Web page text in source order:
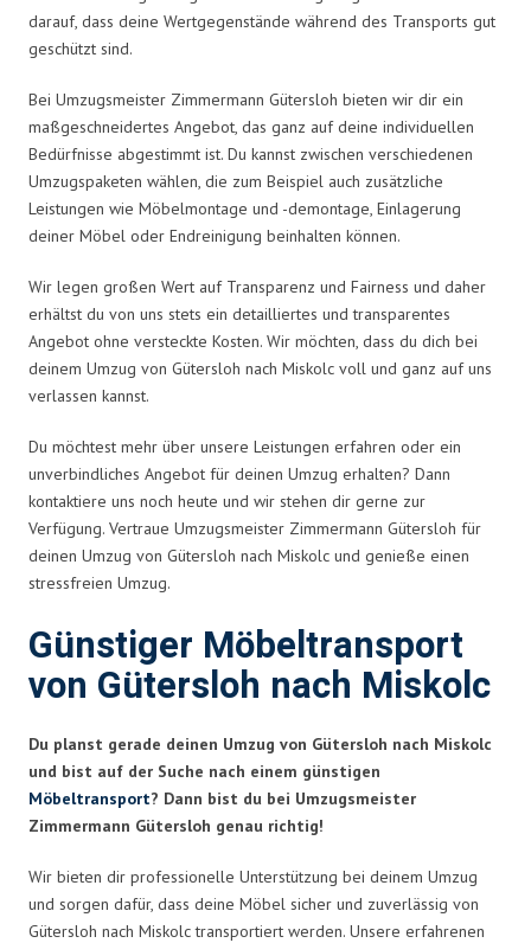
darauf, dass deine Wertgegenstände während des Transports gut
geschützt sind.
Bei Umzugsmeister Zimmermann Gütersloh bieten wir dir ein
maßgeschneidertes Angebot, das ganz auf deine individuellen
Bedürfnisse abgestimmt ist. Du kannst zwischen verschiedenen
Umzugspaketen wählen, die zum Beispiel auch zusätzliche
Leistungen wie Möbelmontage und -demontage, Einlagerung
deiner Möbel oder Endreinigung beinhalten können.
Wir legen großen Wert auf Transparenz und Fairness und daher
erhältst du von uns stets ein detailliertes und transparentes
Angebot ohne versteckte Kosten. Wir möchten, dass du dich bei
deinem Umzug von Gütersloh nach Miskolc voll und ganz auf uns
verlassen kannst.
Du möchtest mehr über unsere Leistungen erfahren oder ein
unverbindliches Angebot für deinen Umzug erhalten? Dann
kontaktiere uns noch heute und wir stehen dir gerne zur
Verfügung. Vertraue Umzugsmeister Zimmermann Gütersloh für
deinen Umzug von Gütersloh nach Miskolc und genieße einen
stressfreien Umzug.
Günstiger Möbeltransport
von Gütersloh nach Miskolc
Du planst gerade deinen Umzug von Gütersloh nach Miskolc
und bist auf der Suche nach einem günstigen
Möbeltransport? Dann bist du bei Umzugsmeister
Zimmermann Gütersloh genau richtig!
Wir bieten dir professionelle Unterstützung bei deinem Umzug
und sorgen dafür, dass deine Möbel sicher und zuverlässig von
Gütersloh nach Miskolc transportiert werden. Unsere erfahrenen